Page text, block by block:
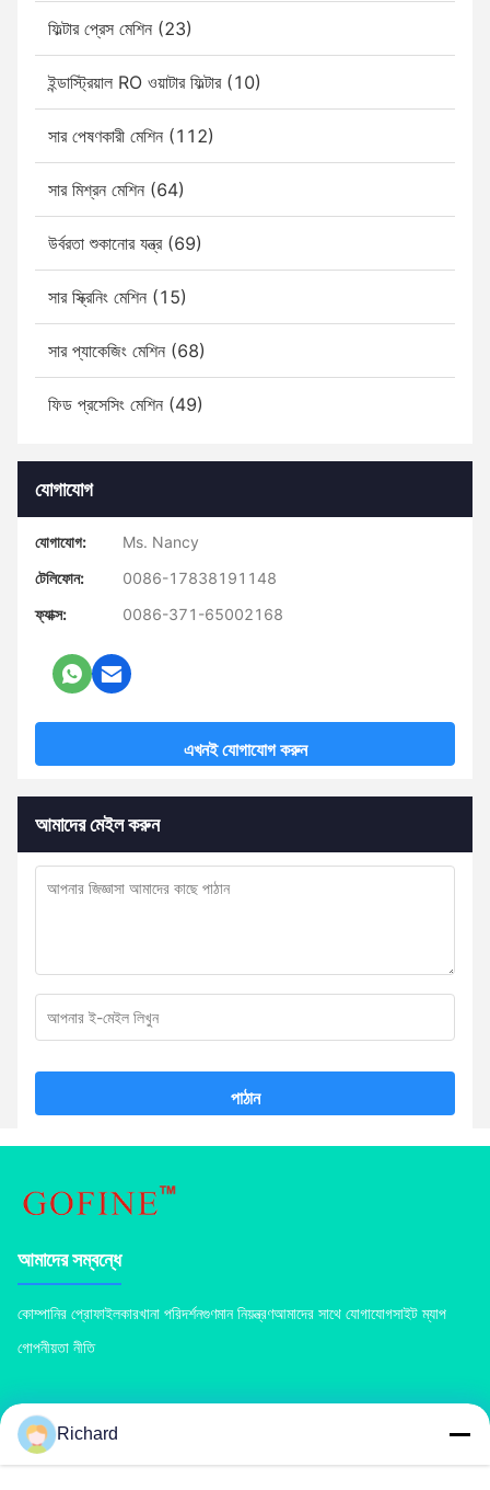
ফিল্টার প্রেস মেশিন (23)
ইন্ডাস্ট্রিয়াল RO ওয়াটার ফিল্টার (10)
সার পেষণকারী মেশিন (112)
সার মিশ্রন মেশিন (64)
উর্বরতা শুকানোর যন্ত্র (69)
সার স্ক্রিনিং মেশিন (15)
সার প্যাকেজিং মেশিন (68)
ফিড প্রসেসিং মেশিন (49)
যোগাযোগ
যোগাযোগ:
Ms. Nancy
টেলিফোন:
0086-17838191148
ফ্যাক্স:
0086-371-65002168
এখনই যোগাযোগ করুন
আমাদের মেইল করুন
পাঠান
আমাদের সম্বন্ধে
কোম্পানির প্রোফাইলকারখানা পরিদর্শনগুণমান নিয়ন্ত্রণআমাদের সাথে যোগাযোগসাইট ম্যাপ
গোপনীয়তা নীতি
পণ্য
কম্পোস্ট সার মেশিনযৌগিক সার উৎপাদন লাইনজৈব সার উত্পাদন লাইন
Richard